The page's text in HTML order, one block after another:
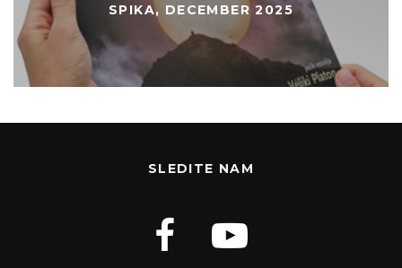
SPIKA, DECEMBER 2025
SLEDITE NAM